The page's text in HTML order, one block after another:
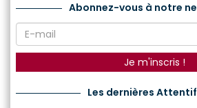
Abonnez-vous à notre
Les dernières Attentif